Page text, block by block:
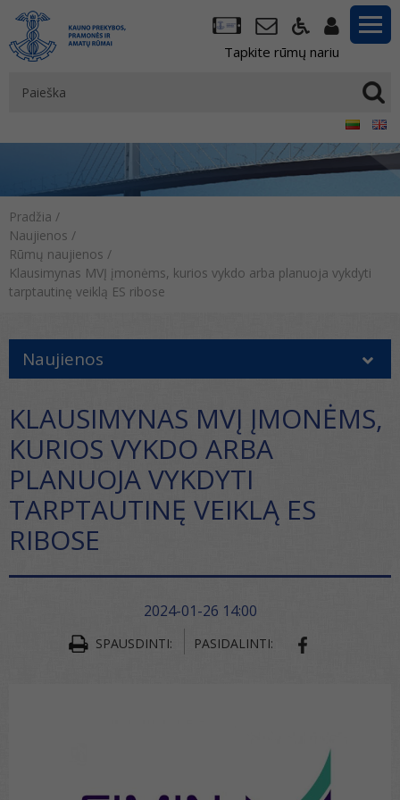
Tapkite rūmų nariu
Pradžia /
Naujienos /
Rūmų naujienos /
Klausimynas MVĮ įmonėms, kurios vykdo arba planuoja vykdyti
tarptautinę veiklą ES ribose
Naujienos
KLAUSIMYNAS MVĮ ĮMONĖMS,
KURIOS VYKDO ARBA
PLANUOJA VYKDYTI
TARPTAUTINĘ VEIKLĄ ES
RIBOSE
2024-01-26 14:00
SPAUSDINTI: PASIDALINTI: